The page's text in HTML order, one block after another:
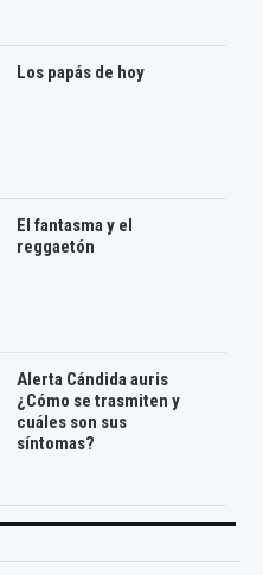
Los papás de hoy
El fantasma y el
reggaetón
Alerta Cándida auris
¿Cómo se trasmiten y
cuáles son sus
síntomas?